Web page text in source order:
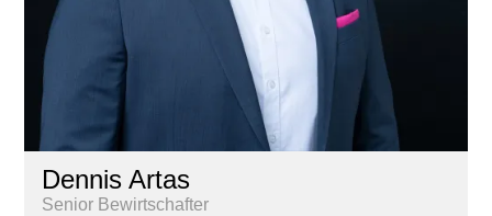
Dennis Artas
Senior Bewirtschafter